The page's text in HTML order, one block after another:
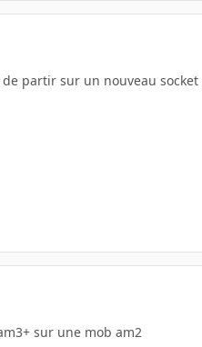
partir sur un nouveau
sur une mob am2